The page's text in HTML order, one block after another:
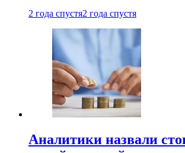
2 года спустя2 года спустя
Аналитики назвали